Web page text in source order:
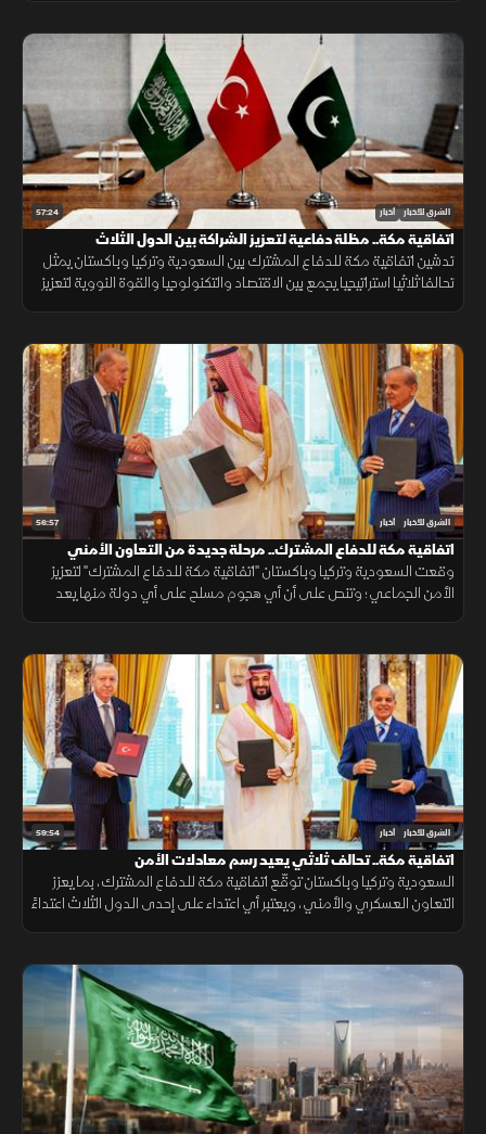
57:24 الشرق للأخبار أخبار
اتفاقية مكة.. مظلة دفاعية لتعزيز الشراكة بين الدول الثلاث
تدشين اتفاقية مكة للدفاع المشترك بين السعودية وتركيا وباكستان يمثل
تحالفا ثلاثيا استراتيجيا يجمع بين الاقتصاد والتكنولوجيا والقوة النووية لتعزيز
56:57 الشرق للأخبار أخبار
اتفاقية مكة للدفاع المشترك.. مرحلة جديدة من التعاون الأمني
وقعت السعودية وتركيا وباكستان "اتفاقية مكة للدفاع المشترك" لتعزيز
الأمن الجماعي؛ وتنص على أن أي هجوم مسلح على أي دولة منها يعد
59:54 الشرق للأخبار أخبار
اتفاقية مكة.. تحالف ثلاثي يعيد رسم معادلات الأمن
السعودية وتركيا وباكستان توقّع اتفاقية مكة للدفاع المشترك، بما يعزز
التعاون العسكري والأمني، ويعتبر أي اعتداء على إحدى الدول الثلاث اعتداءً